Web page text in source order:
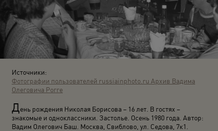
Источники:
Фотографии пользователей russiainphoto.ru Архив Вадима
Олеговича Рогге
День рождения Николая Борисова – 16 лет. В гостях –
знакомые и одноклассники. Застолье. Осень 1980 года. Автор:
Вадим Олегович Баш. Москва, Свиблово, ул. Седова, 7к1.